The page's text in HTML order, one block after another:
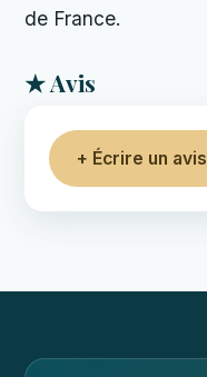
de France.
★ Avis
+ Écrire un avis